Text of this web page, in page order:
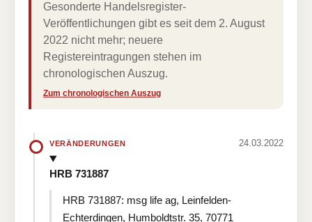
Gesonderte Handelsregister-
Veröffentlichungen gibt es seit dem 2. August
2022 nicht mehr; neuere
Registereintragungen stehen im
chronologischen Auszug.
Zum chronologischen Auszug
VERÄNDERUNGEN 24.03.2022
HRB 731887
HRB 731887: msg life ag, Leinfelden-
Echterdingen, Humboldtstr. 35, 70771